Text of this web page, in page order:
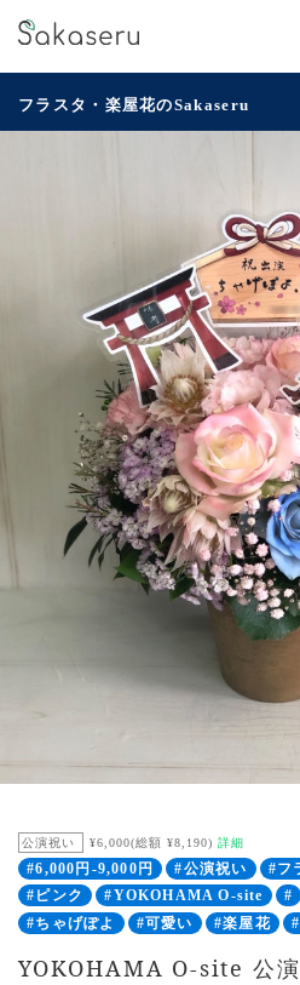
フラスタ・楽屋花のSakaseru
公演祝い ¥6,000(総額 ¥8,190) 詳細
#6,000円-9,000円 #公演祝い
#フ
#ピンク
#YOKOHAMA O-site #
#ちゃげぽよ
#可愛い #楽屋花
YOKOHAMA O-site 公